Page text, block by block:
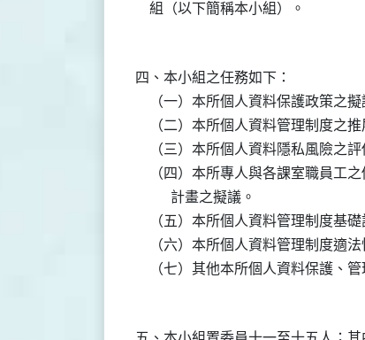
四、本小組之任務如下：
（一）本所個人資料保護政策之擬
（二）本所個人資料管理制度之推
（三）本所個人資料隱私風險之
（四）本所專人與各課室職員工
          計畫之擬議。
（五）本所個人資料管理制度基
（六）本所個人資料管理制度適